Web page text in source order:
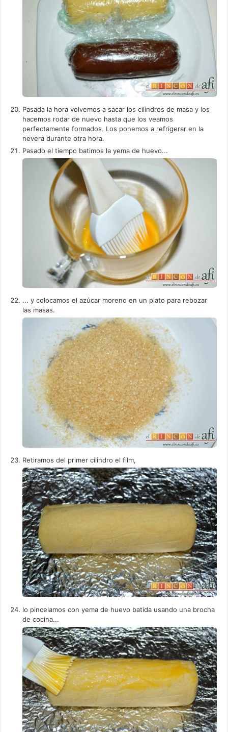
Pasada la hora volvemos a sacar los cilindros de masa y los
hacemos rodar de nuevo hasta que los veamos
perfectamente formados. Los ponemos a refrigerar en la
nevera durante otra hora.
Pasado el tiempo batimos la yema de huevo...
... y colocamos el azúcar moreno en un plato para rebozar
las masas.
Retiramos del primer cilindro el film,
lo pincelamos con yema de huevo batida usando una brocha
de cocina...